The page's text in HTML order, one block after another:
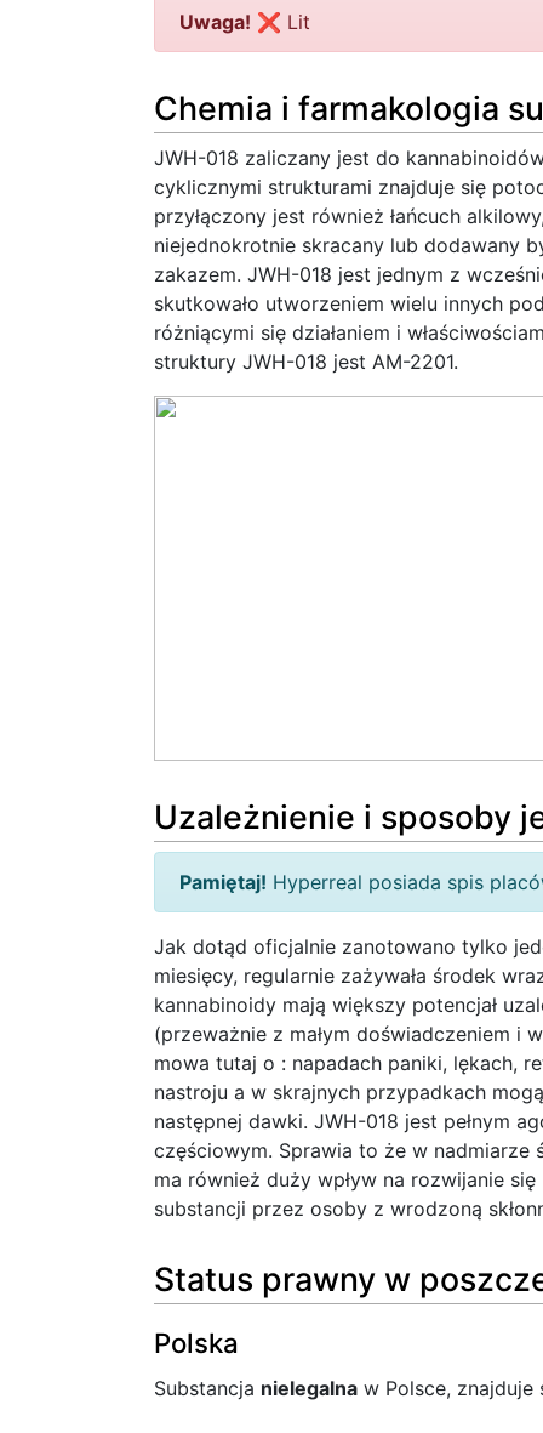
Uwaga! ❌ Lit
Chemia i farmakologia
JWH-018 zaliczany jest do
cyklicznymi strukturami znajduje się
przyłączony jest również łańcuch
niejednokrotnie skracany lub dodawany
zakazem. JWH-018 jest jednym z
skutkowało utworzeniem wielu innych
różniącymi się działaniem i
struktury JWH-018 jest AM-2201.
Uzależnienie i sposoby
Pamiętaj! Hyperreal posiada spis
Jak dotąd oficjalnie zanotowano tylko
miesięcy, regularnie zażywała środek
kannabinoidy mają większy potencjał
(przeważnie z małym doświadczeniem i
mowa tutaj o : napadach paniki, lękach,
nastroju a w skrajnych przypadkach
następnej dawki. JWH-018 jest pełnym
częściowym. Sprawia to że w nadmiarze
ma również duży wpływ na rozwijanie
substancji przez osoby z wrodzoną
Status prawny w
Polska
Substancja nielegalna w Polsce,